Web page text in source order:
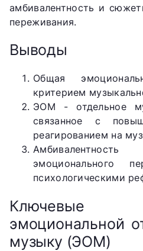
амбивалентность и
переживания.
Выводы
Общая
критерием
ЭОМ - отдельное
связанное с
реагированием на
эмоционального
психологическими
Ключевые
эмоциональной
музыку (ЭОМ)